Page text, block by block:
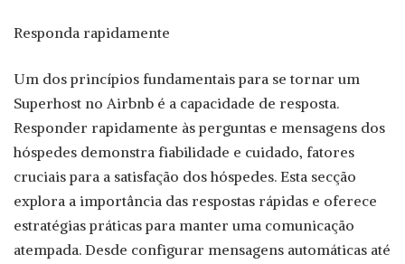
Responda rapidamente
Um dos princípios fundamentais para se tornar um
Superhost no Airbnb é a capacidade de resposta.
Responder rapidamente às perguntas e mensagens dos
hóspedes demonstra fiabilidade e cuidado, fatores
cruciais para a satisfação dos hóspedes. Esta secção
explora a importância das respostas rápidas e oferece
estratégias práticas para manter uma comunicação
atempada. Desde configurar mensagens automáticas até